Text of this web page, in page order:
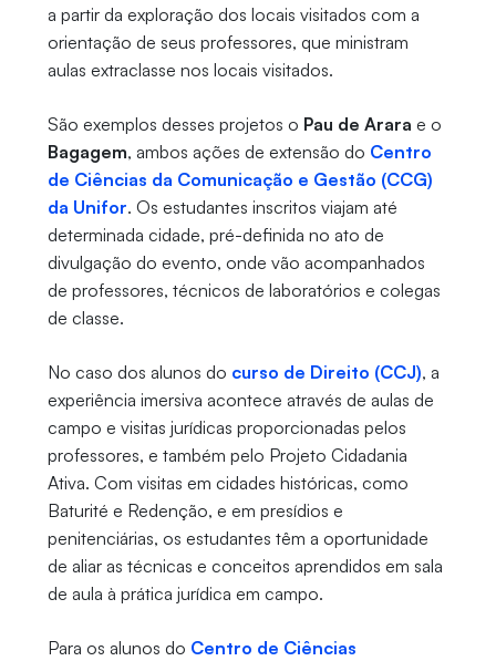
a partir da exploração dos locais visitados com a
orientação de seus professores, que ministram
aulas extraclasse nos locais visitados.
São exemplos desses projetos o Pau de Arara e o
Bagagem, ambos ações de extensão do Centro
de Ciências da Comunicação e Gestão (CCG)
da Unifor. Os estudantes inscritos viajam até
determinada cidade, pré-definida no ato de
divulgação do evento, onde vão acompanhados
de professores, técnicos de laboratórios e colegas
de classe.
No caso dos alunos do curso de Direito (CCJ), a
experiência imersiva acontece através de aulas de
campo e visitas jurídicas proporcionadas pelos
professores, e também pelo Projeto Cidadania
Ativa. Com visitas em cidades históricas, como
Baturité e Redenção, e em presídios e
penitenciárias, os estudantes têm a oportunidade
de aliar as técnicas e conceitos aprendidos em sala
de aula à prática jurídica em campo.
Para os alunos do Centro de Ciências